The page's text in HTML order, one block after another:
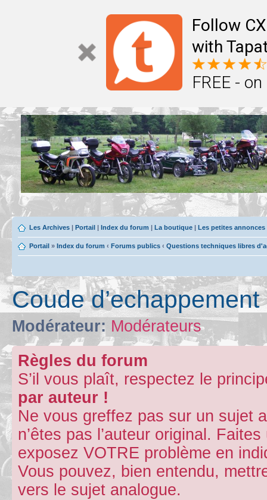
Follow
with
FREE -
Les Archives | Portail | Index du forum | La boutique | Les petites
Portail » Index du forum ‹ Forums publics ‹ Questions techniques libres
Coude d’echappement
Modérateur: Modérateurs
Règles du forum
S’il vous plaît, respectez le
par auteur !
Ne vous greffez pas sur un sujet
n’êtes pas l’auteur original.
exposez VOTRE problème en
Vous pouvez, bien entendu,
vers le sujet analogue.